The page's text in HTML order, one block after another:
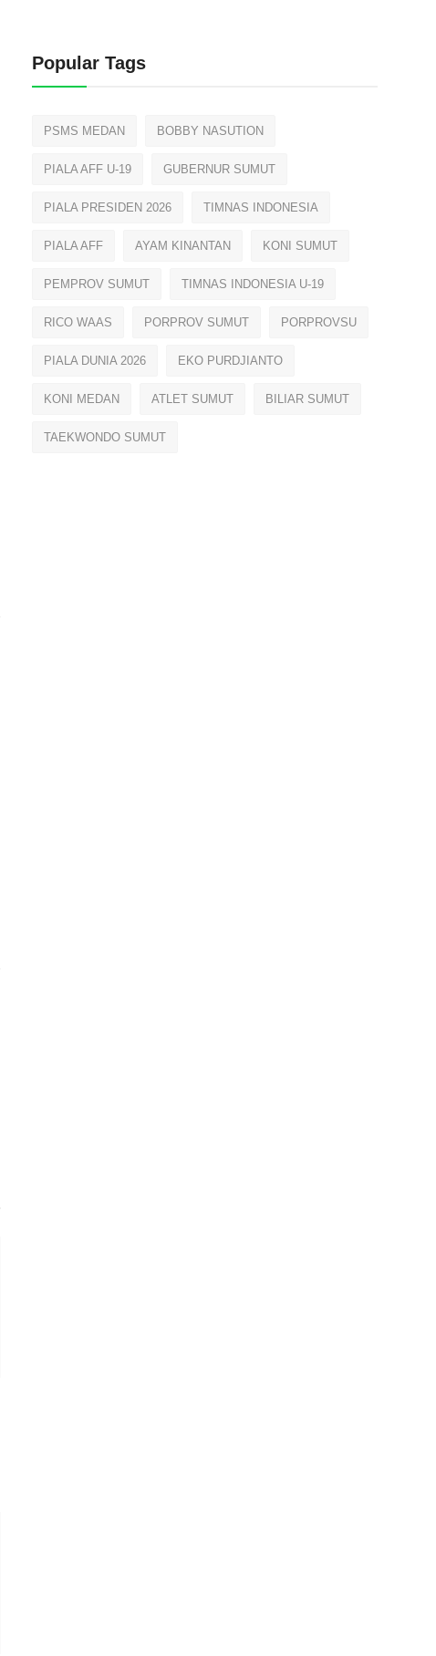
Popular Tags
PSMS MEDAN BOBBY NASUTION
PIALA AFF U-19 GUBERNUR SUMUT
PIALA PRESIDEN 2026 TIMNAS INDONESIA
PIALA AFF AYAM KINANTAN KONI SUMUT
PEMPROV SUMUT TIMNAS INDONESIA U-19
RICO WAAS PORPROV SUMUT PORPROVSU
PIALA DUNIA 2026 EKO PURDJIANTO
KONI MEDAN ATLET SUMUT BILIAR SUMUT
TAEKWONDO SUMUT